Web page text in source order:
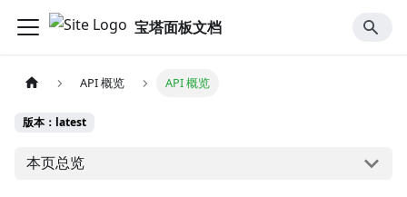
宝塔面板文档
API 概览 API 概览
版本：latest
本页总览